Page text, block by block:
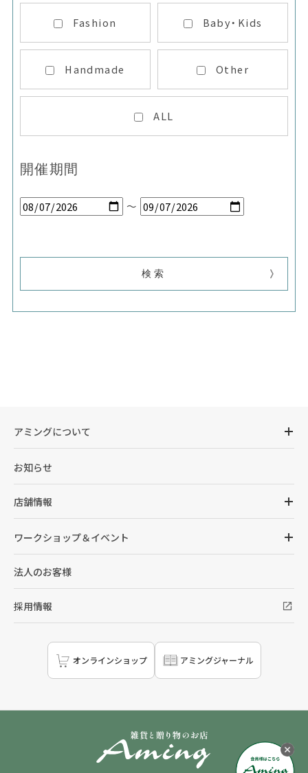
Fashion Baby・Kids
Handmade Other
ALL
開催期間
～
アミングについて
お知らせ
店舗情報
ワークショップ＆イベント
法人のお客様
採用情報
オンラインショップ アミングジャーナル